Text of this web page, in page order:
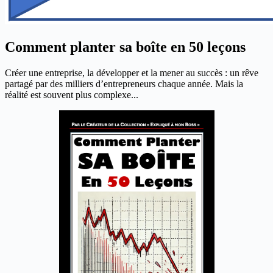
Comment planter sa boîte en 50 leçons
Créer une entreprise, la développer et la mener au succès : un rêve
partagé par des milliers d’entrepreneurs chaque année. Mais la
réalité est souvent plus complexe...